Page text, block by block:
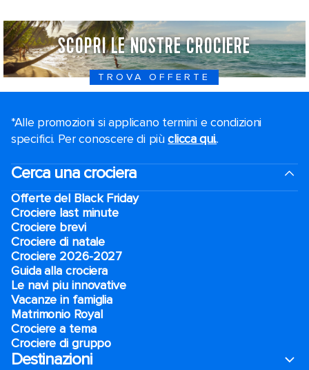
SCOPRI LE NOSTRE CROCIERE
TROVA OFFERTE
*Alle promozioni si applicano termini e condizioni
specifici. Per conoscere di piùclicca qui..
Cerca una crociera
Offerte del Black Friday
Crociere last minute
Crociere brevi​
Crociere di natale​
Crociere 2026-2027
Guida alla crociera
Le navi piu innovative
Vacanze in famiglia
Matrimonio Royal
Crociere a tema
Crociere di gruppo
Destinazioni